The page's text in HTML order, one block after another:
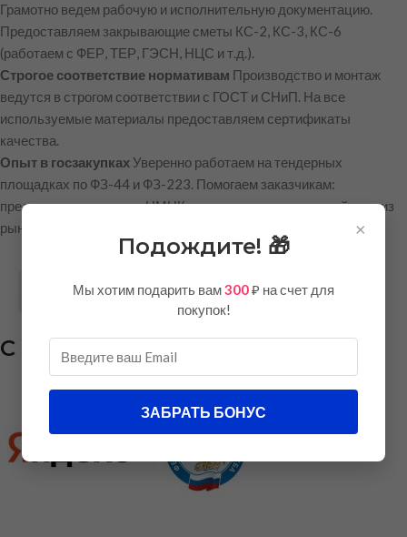
Грамотно ведем рабочую и исполнительную документацию.
Предоставляем закрывающие сметы КС-2, КС-3, КС-6
(работаем с ФЕР, ТЕР, ГЭСН, НЦС и т.д.).
Строгое соответствие нормативам Производство и монтаж
ведутся в строгом соответствии с ГОСТ и СНиП. На все
используемые материалы предоставляем сертификаты
качества.
Опыт в госзакупках Уверенно работаем на тендерных
площадках по ФЗ-44 и ФЗ-223. Помогаем заказчикам:
предоставляем расчет НМЦК и готовим конъюнктурный анализ
рынка.
Скачать СРО Скачать ISO 9001
С кем мы работаем
×
Подождите! 🎁
Мы хотим подарить вам300₽ на счет для
покупок!
ЗАБРАТЬ БОНУС